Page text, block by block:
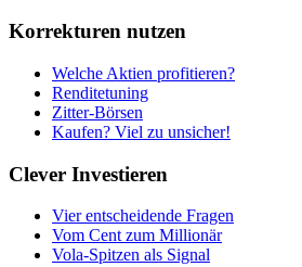
Korrekturen nutzen
Welche Aktien profitieren?
Renditetuning
Zitter-Börsen
Kaufen? Viel zu unsicher!
Clever Investieren
Vier entscheidende Fragen
Vom Cent zum Millionär
Vola-Spitzen als Signal